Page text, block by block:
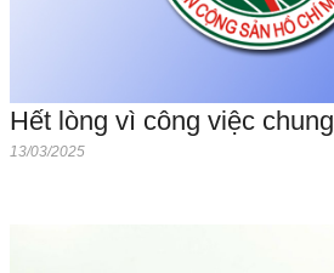
Hết lòng vì công việc chung
13/03/2025